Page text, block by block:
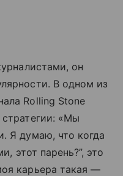
он
В одном из
Rolling Stone
стратегии: «Мы
Я думаю, что когда
этот парень?”, это
карьера такая —